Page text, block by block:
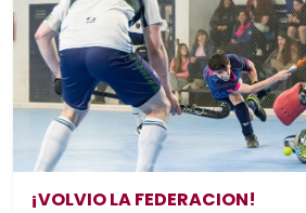
¡VOLVIO LA FEDERACION!